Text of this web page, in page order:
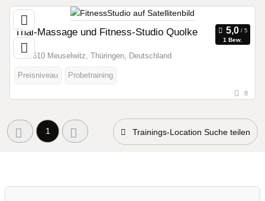
Thai-Massage und Fitness-Studio Quolke
1 Bew.
04610 Meuselwitz, Thüringen, Deutschland
Preisniveau Probetraining
8
1 Trainings-Location Suche teilen